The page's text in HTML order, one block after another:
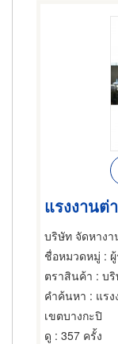
แรงงานต่
บริษัท จัดหางา
ชื่อหมวดหมู่ :
ตราสินค้า : บ
คำค้นหา : แร
เขตบางกะปิ
ดู : 357 ครั้ง